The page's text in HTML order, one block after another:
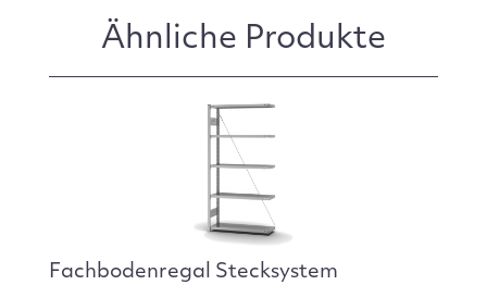
Ähnliche Produkte
Fachbodenregal Stecksystem